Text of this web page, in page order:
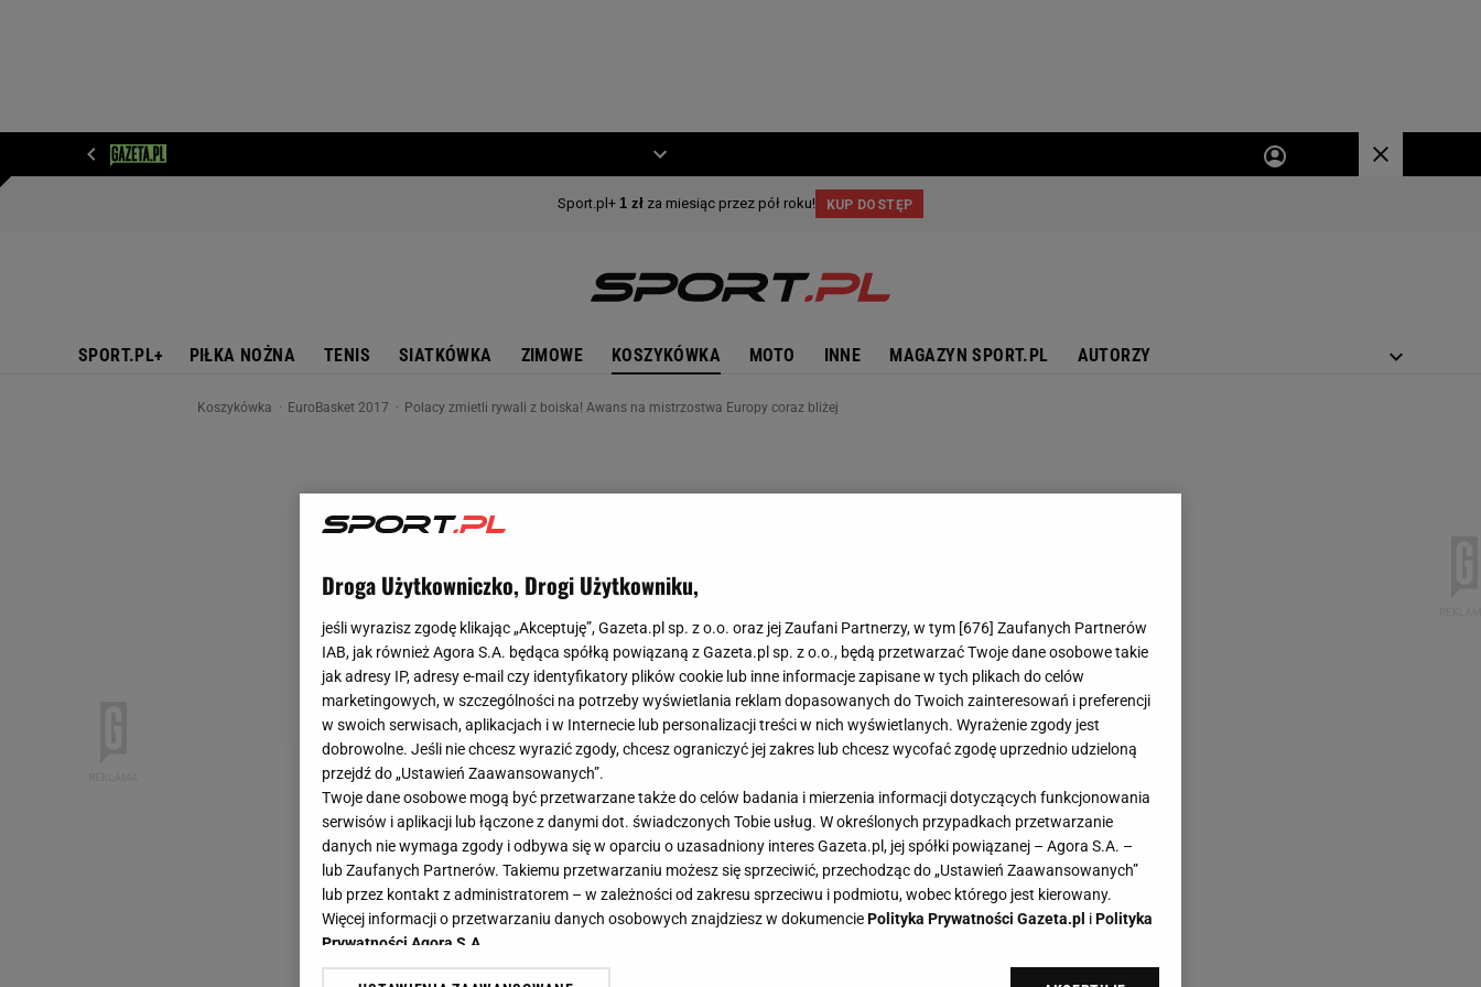
SPORT.PL+ PIŁKA NOŻNA TENIS SIATKÓWKA ZIMOWE KOSZYKÓWKA MOTO INNE MAGAZYN SPORT.PL AUTORZY
Koszykówka EuroBasket 2017 Polacy zmietli rywali z boiska! Awans na mistrzostwa Europy coraz bliżej
Droga Użytkowniczko, Drogi Użytkowniku,
jeśli wyrazisz zgodę klikając „Akceptuję”, Gazeta.pl sp. z o.o. oraz jej Zaufani Partnerzy, w tym [676] Zaufanych Partnerów
IAB, jak również Agora S.A. będąca spółką powiązaną z Gazeta.pl sp. z o.o., będą przetwarzać Twoje dane osobowe takie
jak adresy IP, adresy e-mail czy identyfikatory plików cookie lub inne informacje zapisane w tych plikach do celów
marketingowych, w szczególności na potrzeby wyświetlania reklam dopasowanych do Twoich zainteresowań i preferencji
w swoich serwisach, aplikacjach i w Internecie lub personalizacji treści w nich wyświetlanych. Wyrażenie zgody jest
dobrowolne. Jeśli nie chcesz wyrazić zgody, chcesz ograniczyć jej zakres lub chcesz wycofać zgodę uprzednio udzieloną
przejdź do „Ustawień Zaawansowanych”.
Twoje dane osobowe mogą być przetwarzane także do celów badania i mierzenia informacji dotyczących funkcjonowania
serwisów i aplikacji lub łączone z danymi dot. świadczonych Tobie usług. W określonych przypadkach przetwarzanie
danych nie wymaga zgody i odbywa się w oparciu o uzasadniony interes Gazeta.pl, jej spółki powiązanej – Agora S.A. –
lub Zaufanych Partnerów. Takiemu przetwarzaniu możesz się sprzeciwić, przechodząc do „Ustawień Zaawansowanych”
lub przez kontakt z administratorem – w zależności od zakresu sprzeciwu i podmiotu, wobec którego jest kierowany.
Więcej informacji o przetwarzaniu danych osobowych znajdziesz w dokumenciePolityka Prywatności Gazeta.pl iPolityka
Prywatności Agora S.A.